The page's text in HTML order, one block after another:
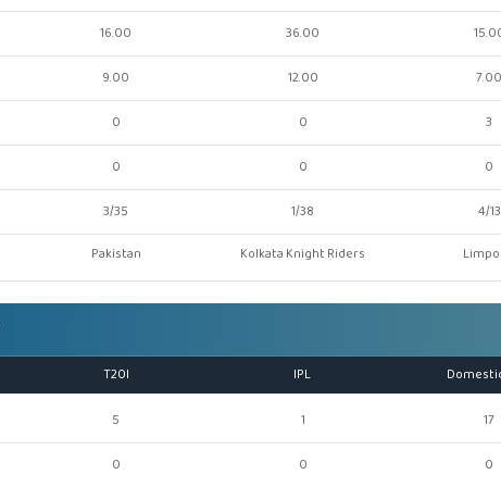
16.00 36.00
9.00 12.00 7.00
0 0 3
0 0 0
3/35 1/38
4/13
Pakistan Kolkata Knight Riders
T20I IPL
5 1 17
0 0 0